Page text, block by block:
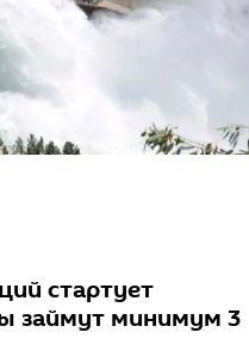
стартует
займут минимум 3